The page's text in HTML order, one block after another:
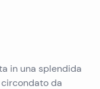
in una splendida
da